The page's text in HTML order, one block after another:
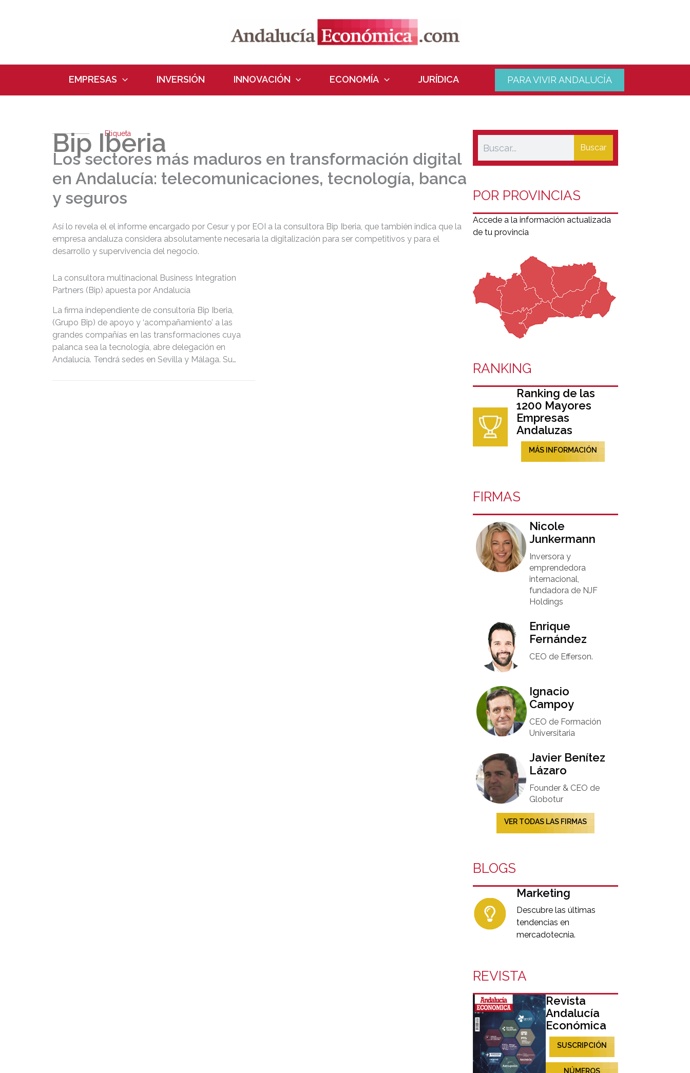
EMPRESAS INVERSIÓN INNOVACIÓN ECONOMÍA JURÍDICA PARA VIVIR ANDALUCÍA
Etiqueta
Bip Iberia
Los sectores más maduros en transformación digital
en Andalucía: telecomunicaciones, tecnología, banca
y seguros
Así lo revela el el informe encargado por Cesur y por EOI a la consultora Bip Iberia, que también indica que la
empresa andaluza considera absolutamente necesaria la digitalización para ser competitivos y para el
desarrollo y supervivencia del negocio.
La consultora multinacional Business Integration
Partners (Bip) apuesta por Andalucía
La firma independiente de consultoría Bip Iberia,
(Grupo Bip) de apoyo y ‘acompañamiento’ a las
grandes compañías en las transformaciones cuya
palanca sea la tecnología, abre delegación en
Andalucía. Tendrá sedes en Sevilla y Málaga. Su
Buscar
POR PROVINCIAS
Accede a la información actualizada
de tu provincia
RANKING
Ranking de las
1200 Mayores
Empresas
Andaluzas
MÁS INFORMACIÓN
FIRMAS
Nicole
Junkermann​
Inversora y
emprendedora
internacional,
fundadora de NJF
Holdings
Enrique
Fernández
CEO de Efferson.
Ignacio
Campoy​
CEO de Formación
Universitaria​
Javier Benítez
Lázaro
Founder & CEO de
Globotur​
VER TODAS LAS FIRMAS
BLOGS
Marketing
Descubre las últimas
tendencias en
mercadotecnia.
REVISTA
Revista
Andalucía
Económica
SUSCRIPCIÓN
NÚMEROS